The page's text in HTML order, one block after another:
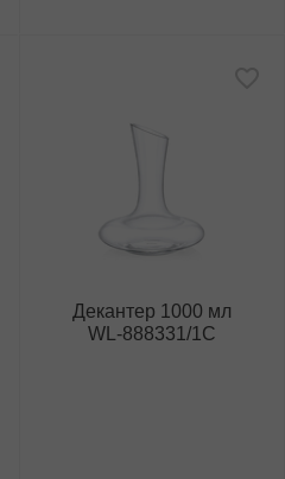
Декантер 1000 мл
WL‑888331/1C